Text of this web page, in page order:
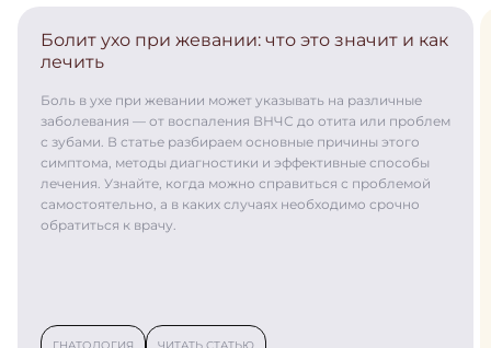
Болит ухо при жевании: что это значит и как
лечить
Боль в ухе при жевании может указывать на различные
заболевания — от воспаления ВНЧС до отита или проблем
с зубами. В статье разбираем основные причины этого
симптома, методы диагностики и эффективные способы
лечения. Узнайте, когда можно справиться с проблемой
самостоятельно, а в каких случаях необходимо срочно
обратиться к врачу.